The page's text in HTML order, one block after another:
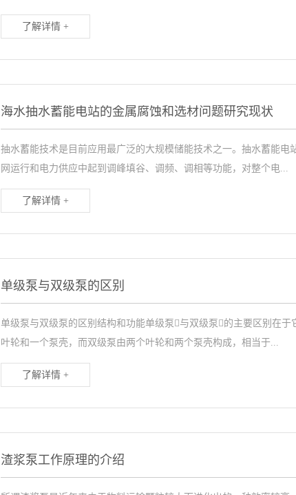
了解详情 +
海水抽水蓄能电站的金属腐蚀和选材问题研究现状
抽水蓄能技术是目前应用最广泛的大规模储能技术之一。抽水蓄能
网运行和电力供应中起到调峰填谷、调频、调相等功能，对整个电...
了解详情 +
单级泵与双级泵的区别
单级泵与双级泵的区别结构和功能单级泵与双级泵的主要区别在
叶轮和一个泵壳，而双级泵由两个叶轮和两个泵壳构成，相当于...
了解详情 +
渣浆泵工作原理的介绍